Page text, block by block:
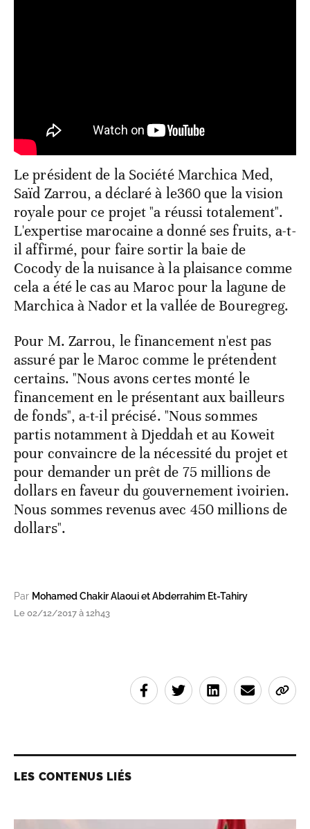
Le président de la Société Marchica Med,
Saïd Zarrou, a déclaré à le360 que la vision
royale pour ce projet "a réussi totalement".
L'expertise marocaine a donné ses fruits, a-t-
il affirmé, pour faire sortir la baie de
Cocody de la nuisance à la plaisance comme
cela a été le cas au Maroc pour la lagune de
Marchica à Nador et la vallée de Bouregreg.
Pour M. Zarrou, le financement n'est pas
assuré par le Maroc comme le prétendent
certains. "Nous avons certes monté le
financement en le présentant aux bailleurs
de fonds", a-t-il précisé. "Nous sommes
partis notamment à Djeddah et au Koweit
pour convaincre de la nécessité du projet et
pour demander un prêt de 75 millions de
dollars en faveur du gouvernement ivoirien.
Nous sommes revenus avec 450 millions de
dollars".
Par Mohamed Chakir Alaoui et Abderrahim Et-Tahiry
Le 02/12/2017 à 12h43
LES CONTENUS LIÉS